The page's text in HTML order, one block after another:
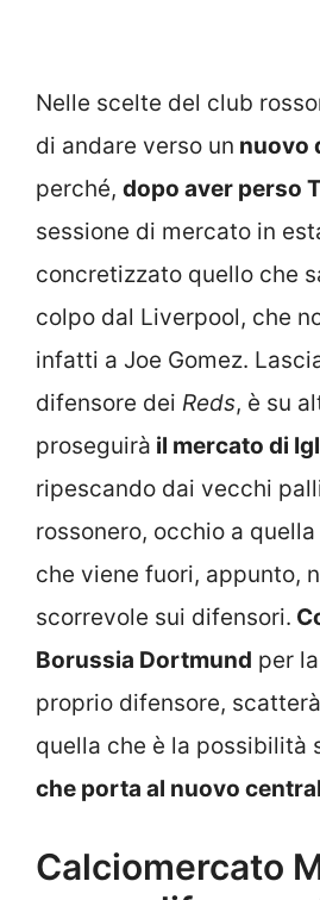
Nelle scelte del club
di andare verso un nuovo
perché, dopo aver perso
sessione di mercato in
concretizzato quello che
colpo dal Liverpool, che
infatti a Joe Gomez.
difensore dei Reds, è su
proseguirà il mercato di
ripescando dai vecchi
rossonero, occhio a quella
che viene fuori, appunto,
scorrevole sui difensori.
Borussia Dortmund per
proprio difensore,
quella che è la possibilità
che porta al nuovo
Calciomercato